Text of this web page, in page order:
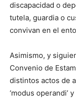
discapacidad o
tutela, guardia o
convivan en el
Asimismo, y
Convenio de
distintos actos de
‘modus operandi’